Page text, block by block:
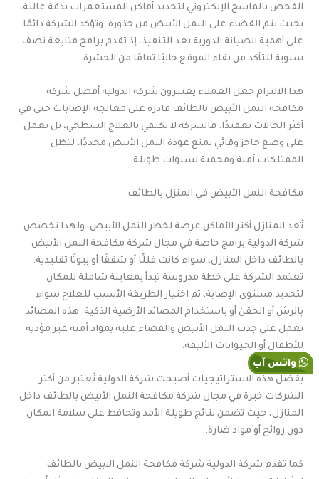
الفحص بالماسح الإلكتروني لتحديد أماكن المستعمرات بدقة عالية،
بحيث يتم القضاء على النمل الأبيض من جذوره. وتؤكد الشركة دائمًا
على أهمية الصيانة الدورية بعد التنفيذ، إذ تقدم برامج متابعة نصف
سنوية للتأكد من بقاء الموقع خاليًا تمامًا من الحشرة.
هذا الالتزام جعل العملاء يعتبرون شركة الدولية أفضل شركة
مكافحة النمل الأبيض بالطائف قادرة على معالجة الإصابات حتى في
أكثر الحالات تعقيدًا. فالشركة لا تكتفي بالعلاج السطحي، بل تعمل
على وضع حاجز وقائي يمنع عودة النمل الأبيض مجددًا، لتظل
الممتلكات آمنة ومحمية لسنوات طويلة.
مكافحة النمل الأبيض في المنزل بالطائف
تُعد المنازل أكثر الأماكن عرضة لخطر النمل الأبيض، ولهذا تخصص
شركة الدولية برامج خاصة في مجال شركة مكافحة النمل الأبيض
بالطائف داخل المنازل، سواء كانت فللًا أو شققًا أو بيوتًا تقليدية.
تعتمد الشركة على خطة مدروسة تبدأ بمعاينة شاملة للمكان
لتحديد مستوى الإصابة، ثم اختيار الطريقة الأنسب للعلاج سواء
بالرش أو الحقن أو باستخدام المصائد الأرضية الذكية. هذه المصائد
تعمل على جذب النمل الأبيض والقضاء عليه بمواد آمنة غير مؤذية
للأطفال أو الحيوانات الأليفة.
بفضل هذه الاستراتيجيات أصبحت شركة الدولية تُعتبر من أكثر
الشركات خبرة في مجال شركة مكافحة النمل الأبيض بالطائف داخل
المنازل، حيث تضمن نتائج طويلة الأمد وتحافظ على سلامة المكان
دون روائح أو مواد ضارة.
كما تقدم شركة الدولية شركة مكافحة النمل الابيض بالطائف
واتس آب